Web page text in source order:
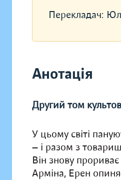
Перекладач:
Анотація
Другий том
У цьому світі
— і разом з
Він знову
Арміна, Ерен